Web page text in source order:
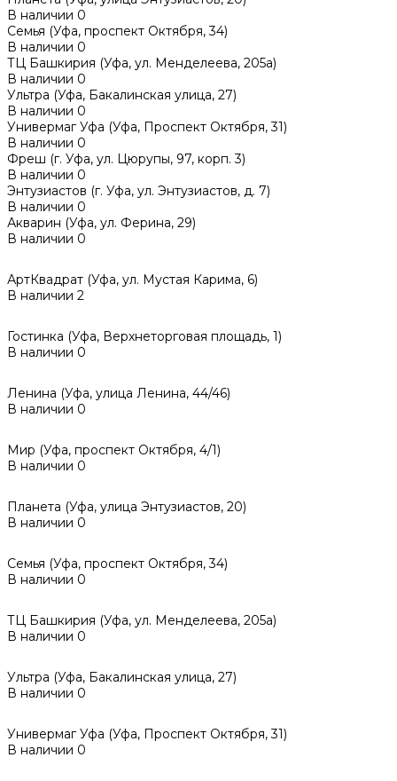
В наличии 0
Семья (Уфа, проспект Октября, 34)
В наличии 0
ТЦ Башкирия (Уфа, ул. Менделеева, 205а)
В наличии 0
Ультра (Уфа, Бакалинская улица, 27)
В наличии 0
Универмаг Уфа (Уфа, Проспект Октября, 31)
В наличии 0
Фреш (г‌. Уфа, ул. Цюрупы, 97, корп. 3)
В наличии 0
Энтузиастов (г. Уфа, ул. Энтузиастов, д. 7)
В наличии 0
Акварин (Уфа, ул. Ферина, 29)
В наличии 0
АртКвадрат (Уфа, ул. Мустая Карима, 6)
В наличии 2
Гостинка (Уфа, Верхнеторговая площадь, 1)
В наличии 0
Ленина (Уфа, улица Ленина, 44/46)
В наличии 0
Мир (Уфа, проспект Октября, 4/1)
В наличии 0
Планета (Уфа, улица Энтузиастов, 20)
В наличии 0
Семья (Уфа, проспект Октября, 34)
В наличии 0
ТЦ Башкирия (Уфа, ул. Менделеева, 205а)
В наличии 0
Ультра (Уфа, Бакалинская улица, 27)
В наличии 0
Универмаг Уфа (Уфа, Проспект Октября, 31)
В наличии 0